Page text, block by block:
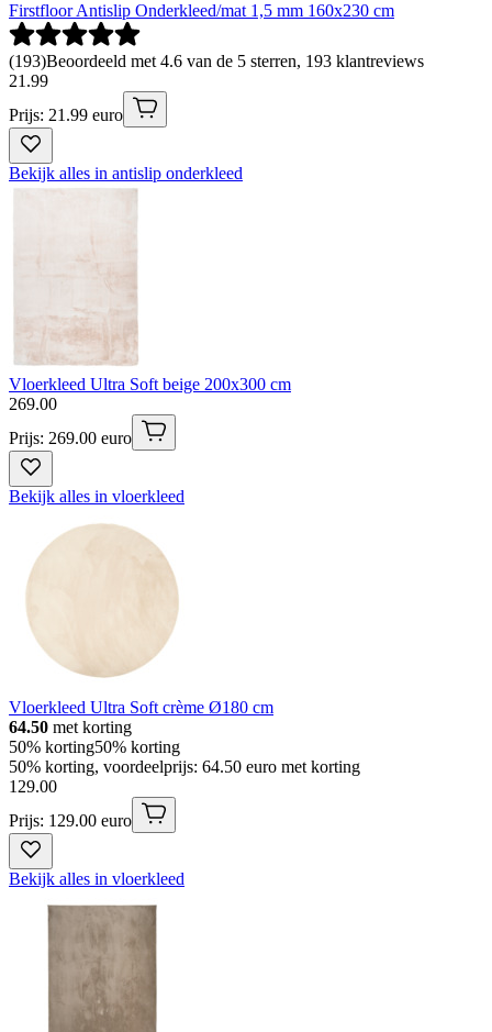
Firstfloor Antislip Onderkleed/mat 1,5 mm 160x230 cm
(193)Beoordeeld met 4.6 van de 5 sterren, 193 klantreviews
21 .99
Prijs: 21.99 euro
Bekijk alles in antislip onderkleed
Vloerkleed Ultra Soft beige 200x300 cm
269.00
Prijs: 269.00 euro
Bekijk alles in vloerkleed
Vloerkleed Ultra Soft crème Ø180 cm
64.50 met korting
50% korting50% korting
50% korting, voordeelprijs: 64.50 euro met korting
129.00
Prijs: 129.00 euro
Bekijk alles in vloerkleed